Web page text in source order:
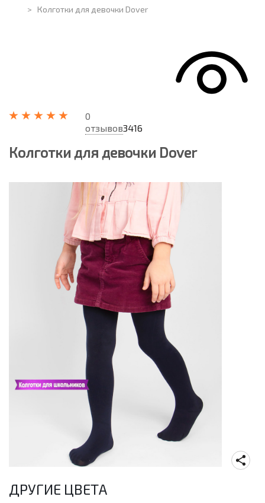
> Колготки для девочки Dover
0
отзывов3416
Колготки для девочки Dover
ДРУГИЕ ЦВЕТА